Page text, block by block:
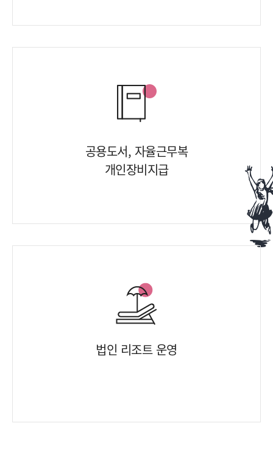
공용도서, 자율근무복
개인장비지급
법인 리조트 운영